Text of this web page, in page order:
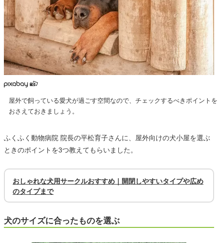
屋外で飼っている愛犬が過ごす空間なので、チェックするべきポイントを
おさえておきましょう。
ふくふく動物病院 院長の平松育子さんに、屋外向けの犬小屋を選ぶ
ときのポイントを3つ教えてもらいました。
おしゃれな犬用サークルおすすめ｜開閉しやすいタイプや広め
のタイプまで
犬のサイズに合ったものを選ぶ